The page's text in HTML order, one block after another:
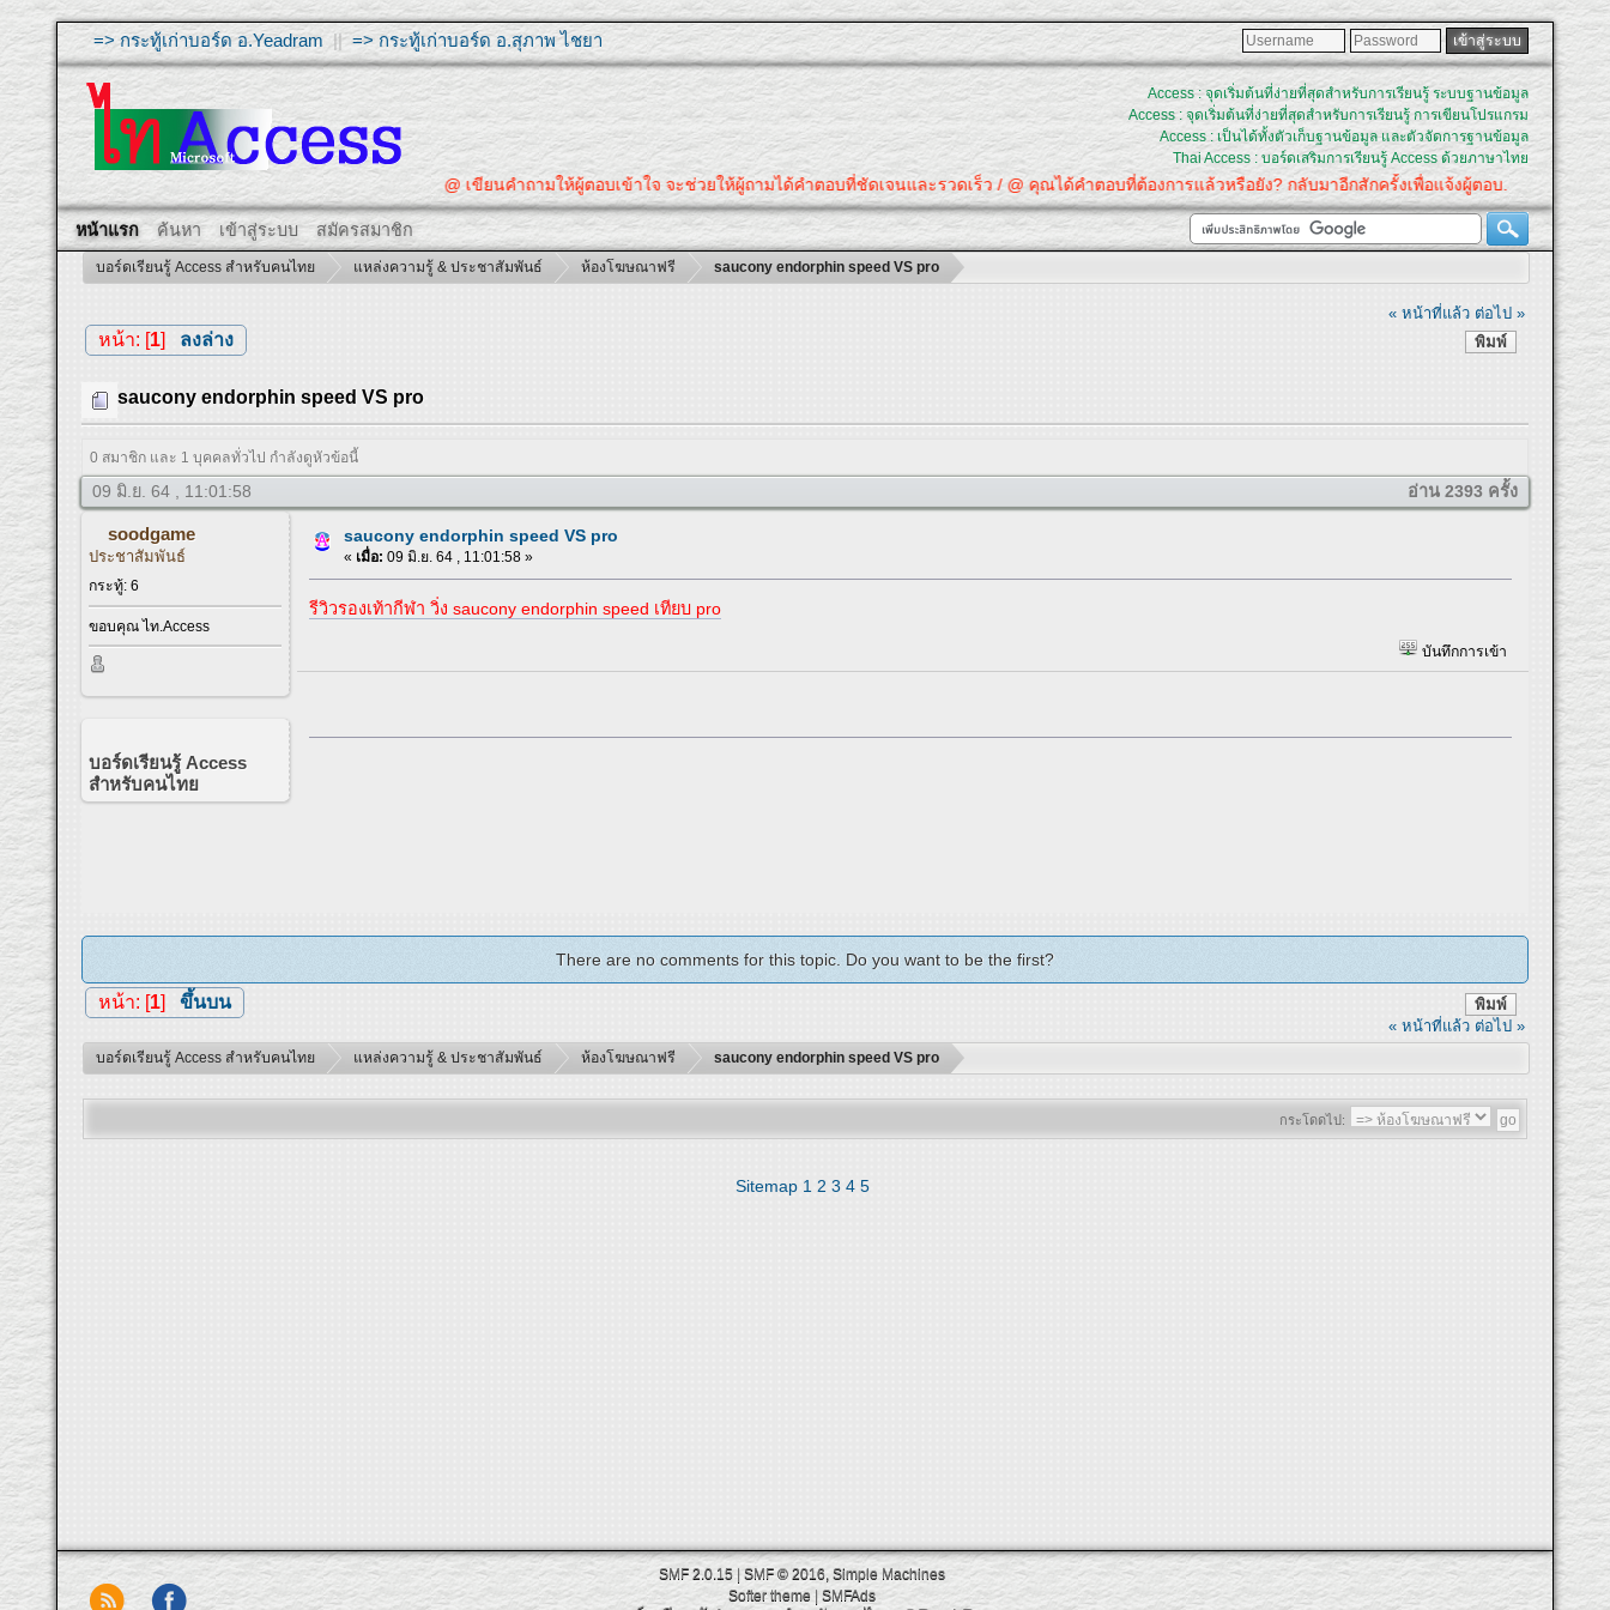
=> กระทู้เก่าบอร์ด อ.Yeadram ||=> กระทู้เก่าบอร์ด อ.สุภาพ ไชยา
Access : จุดเริ่มต้นที่ง่ายที่สุดสำหรับการเรียนรู้ ระบบฐานข้อมูล
Access : จุดเริ่มต้นที่ง่ายที่สุดสำหรับการเรียนรู้ การเขียนโปรแกรม
Access : เป็นได้ทั้งตัวเก็บฐานข้อมูล และตัวจัดการฐานข้อมูล
Thai Access : บอร์ดเสริมการเรียนรู้ Access ด้วยภาษาไทย
@ เขียนคำถามให้ผู้ตอบเข้าใจ จะช่วยให้ผู้ถามได้คำตอบที่ชัดเจนและรวดเร็ว / @ คุณได้คำตอบที่ต้องการแล้วหรือยัง? กลับมาอีกสักครั้งเพื่อแจ้งผู้ตอบ.
หน้าแรก ค้นหา เข้าสู่ระบบ สมัครสมาชิก
บอร์ดเรียนรู้ Access สำหรับคนไทย แหล่งความรู้ & ประชาสัมพันธ์ ห้องโฆษณาฟรี saucony endorphin speed VS pro
« หน้าที่แล้ว ต่อไป »
พิมพ์
หน้า: [1] ลงล่าง
saucony endorphin speed VS pro
0 สมาชิก และ 1 บุคคลทั่วไป กำลังดูหัวข้อนี้
09 มิ.ย. 64 , 11:01:58 อ่าน 2393 ครั้ง
soodgame
ประชาสัมพันธ์
กระทู้: 6
ขอบคุณ ไท.Access
saucony endorphin speed VS pro
« เมื่อ: 09 มิ.ย. 64 , 11:01:58 »
รีวิวรองเท้ากีฬา วิ่ง saucony endorphin speed เทียบ pro
บันทึกการเข้า
บอร์ดเรียนรู้ Access
สำหรับคนไทย
There are no comments for this topic. Do you want to be the first?
พิมพ์
หน้า: [1] ขึ้นบน
« หน้าที่แล้ว ต่อไป »
บอร์ดเรียนรู้ Access สำหรับคนไทย แหล่งความรู้ & ประชาสัมพันธ์ ห้องโฆษณาฟรี saucony endorphin speed VS pro
กระโดดไป:
Sitemap 1 2 3 4 5
SMF 2.0.15 SMF © 2016, Simple Machines
Softer theme
SMFAds